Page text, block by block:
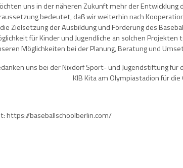
uns in der näheren Zukunft mehr der Entwicklung
bedeutet, daß wir weiterhin nach
Zielsetzung der Ausbildung und Förderung des
für Kinder und Jugendliche an solchen
Möglichkeiten bei der Planung, Beratung und
uns bei der Nixdorf Sport- und Jugendstiftung
KIB Kita am Olympiastadion für die
https://baseballschoolberlin.com/